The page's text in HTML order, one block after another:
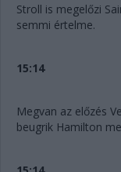
Stroll is megelőzi
semmi értelme.
15:14
Megvan az előzés
beugrik Hamilton